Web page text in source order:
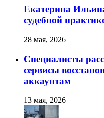
Екатерина
судебной
28 мая, 2026
Специалисты
сервисы
аккаунтам
13 мая, 2026